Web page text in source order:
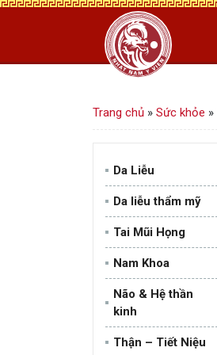
Trang chủ » Sức khỏe »
Da Liễu
Da liễu thẩm mỹ
Tai Mũi Họng
Nam Khoa
Não & Hệ thần
kinh
Thận – Tiết Niệu